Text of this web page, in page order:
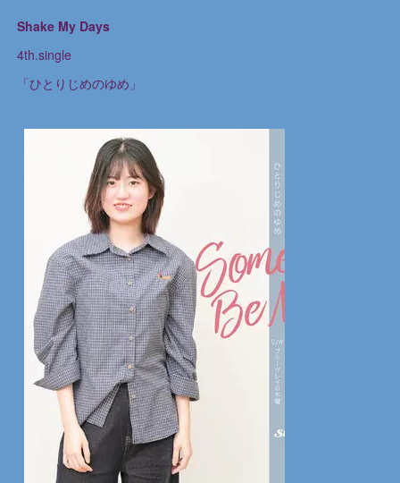
Shake My Days
4th.single
「ひとりじめのゆめ」